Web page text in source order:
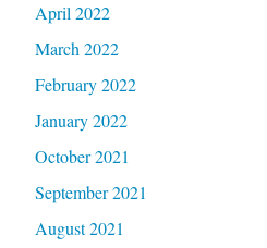
April 2022
March 2022
February 2022
January 2022
October 2021
September 2021
August 2021